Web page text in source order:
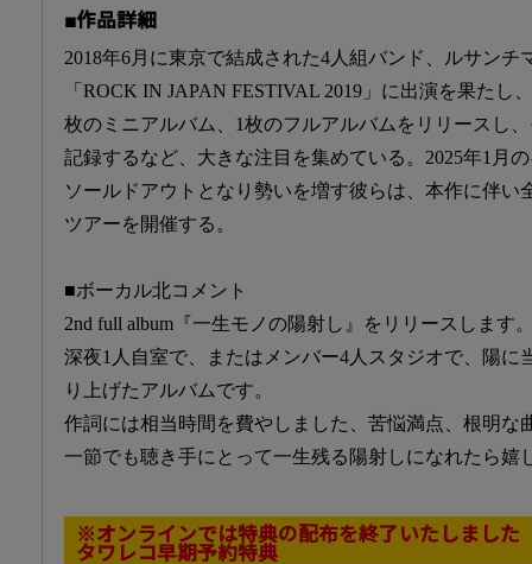
■作品詳細
2018年6月に東京で結成された4人組バンド、ルサンチ
「ROCK IN JAPAN FESTIVAL 2019」に出演を果たし
枚のミニアルバム、1枚のフルアルバムをリリースし
記録するなど、大きな注目を集めている。2025年1月
ソールドアウトとなり勢いを増す彼らは、本作に伴い
ツアーを開催する。
■ボーカル北コメント
2nd full album『一生モノの陽射し』をリリースします
深夜1人自室で、またはメンバー4人スタジオで、陽に
り上げたアルバムです。
作詞には相当時間を費やしました、苦悩満点、根明な
一節でも聴き手にとって一生残る陽射しになれたら嬉
※オンラインでは特典の配布を終了いたしました
タワレコ早期予約特典